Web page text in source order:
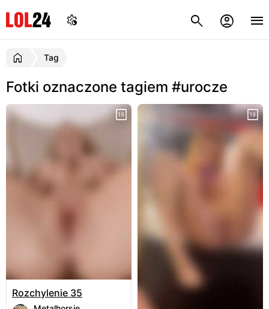
Tag
Fotki oznaczone tagiem #urocze
Rozchylenie 35